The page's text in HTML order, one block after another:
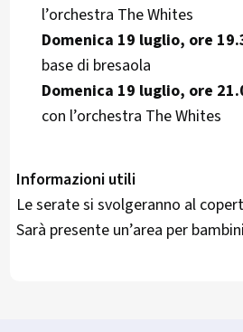
l’orchestra The Whites
Domenica 19 luglio, ore
base di bresaola
Domenica 19 luglio, ore
con l’orchestra The Whites
Informazioni utili
Le serate si svolgeranno al
Sarà presente un’area per